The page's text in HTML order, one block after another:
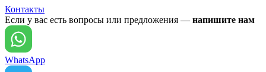
Контакты
Если у вас есть вопросы или предложения — напишите нам
WhatsApp